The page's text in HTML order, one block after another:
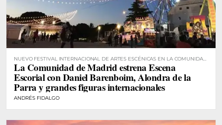
NUEVO FESTIVAL INTERNACIONAL DE ARTES ESCÉNICAS EN LA COMUNIDAD
DE MADRID
La Comunidad de Madrid estrena Escena
Escorial con Daniel Barenboim, Alondra de la
Parra y grandes figuras internacionales
ANDRÉS FIDALGO